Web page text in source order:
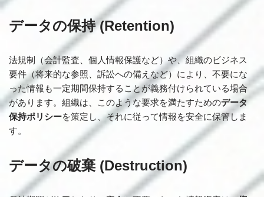
データの保持 (Retention)
法規制（会計監査、個人情報保護など）や、組織のビジネス
要件（将来的な参照、訴訟への備えなど）により、不要にな
った情報も一定期間保持することが義務付けられている場合
があります。組織は、このような要求を満たすためのデータ
保持ポリシーを策定し、それに従って情報を安全に保管しま
す。
データの破棄 (Destruction)